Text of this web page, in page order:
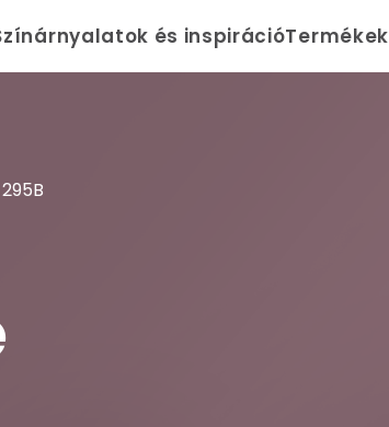
és inspirációTermékek